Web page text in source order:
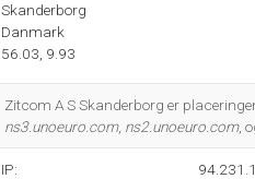
Skanderborg
Danmark
56.03, 9.93
Zitcom A S Skanderborg er
ns3.unoeuro.com, ns2.unoeuro.com,
IP: